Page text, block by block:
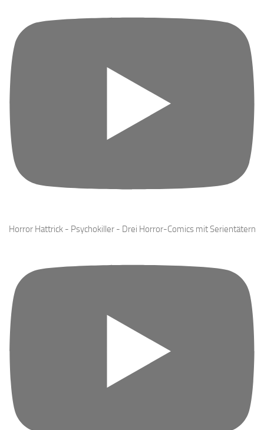
Horror Hattrick - Psychokiller - Drei Horror-Comics mit Serientätern